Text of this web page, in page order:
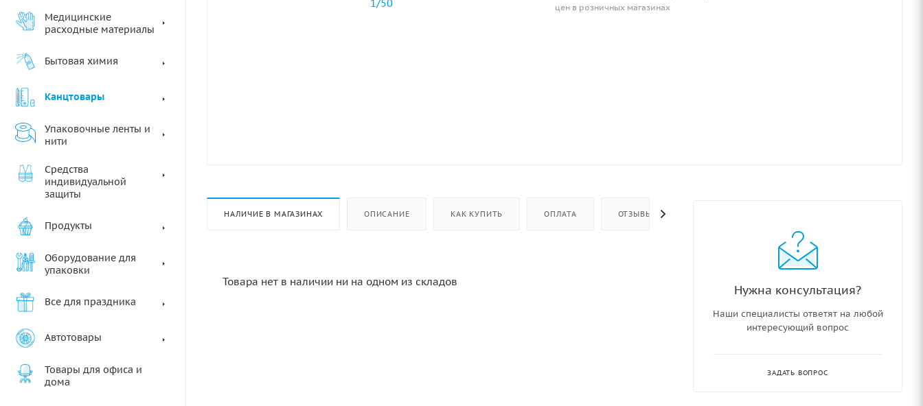
Медицинские
расходные материалы
Бытовая химия
Канцтовары
Упаковочные ленты и
нити
Средства
индивидуальной
защиты
Продукты
Оборудование для
упаковки
Все для праздника
Автотовары
Товары для офиса и
дома
цен в розничных магазинах
НАЛИЧИЕ В МАГАЗИНАХ ОПИСАНИЕ КАК КУПИТЬ ОПЛАТА ОТЗЫВЫ
Товара нет в наличии ни на одном из складов
Нужна консультация?
Наши специалисты ответят на любой
интересующий вопрос
ЗАДАТЬ ВОПРОС